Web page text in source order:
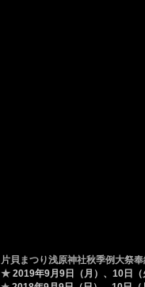
片貝まつり浅原神社秋季例大祭
★ 2019年9月9日（月）、10日（